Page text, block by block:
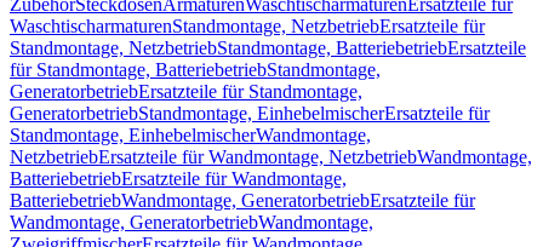
ZubehörSteckdosenArmaturenWaschtischarmaturen Ersatzteile für
WaschtischarmaturenStandmontage, NetzbetriebErsatzteile für
Standmontage, NetzbetriebStandmontage, BatteriebetriebErsatzteile
für Standmontage, BatteriebetriebStandmontage,
GeneratorbetriebErsatzteile für Standmontage,
GeneratorbetriebStandmontage, EinhebelmischerErsatzteile für
Standmontage, EinhebelmischerWandmontage,
NetzbetriebErsatzteile für Wandmontage, NetzbetriebWandmontage,
BatteriebetriebErsatzteile für Wandmontage,
BatteriebetriebWandmontage, GeneratorbetriebErsatzteile für
Wandmontage, GeneratorbetriebWandmontage,